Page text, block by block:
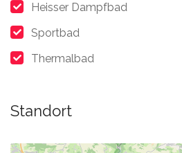
Heisser Dampfbad
Sportbad
Thermalbad
Standort